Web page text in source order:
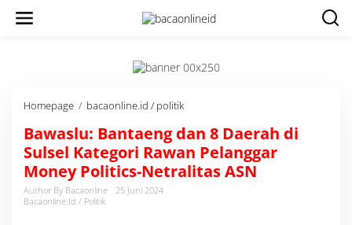
Homepage / bacaonline.id / politik
w
a
s
l
Bawaslu: Bantaeng dan 8 Daerah di
Sulsel Kategori Rawan Pelanggar
Money Politics-Netralitas ASN
Author By Bacaonline
25 Juni 2024
Bacaonline.id / Politik